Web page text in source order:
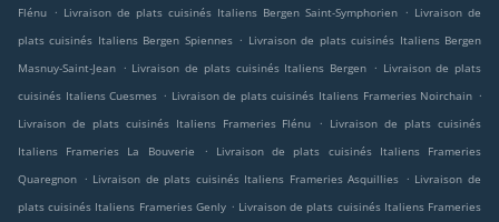
Flénu . Livraison de plats cuisinés Italiens Bergen Saint-Symphorien . Livraison de
plats cuisinés Italiens Bergen Spiennes . Livraison de plats cuisinés Italiens Bergen
Masnuy-Saint-Jean . Livraison de plats cuisinés Italiens Bergen . Livraison de plats
cuisinés Italiens Cuesmes . Livraison de plats cuisinés Italiens Frameries Noirchain .
Livraison de plats cuisinés Italiens Frameries Flénu
. Livraison de plats cuisinés
Italiens Frameries La Bouverie
.
Livraison de plats cuisinés Italiens Frameries
Quaregnon . Livraison de plats cuisinés Italiens Frameries Asquillies . Livraison de
plats cuisinés Italiens Frameries Genly . Livraison de plats cuisinés Italiens Frameries